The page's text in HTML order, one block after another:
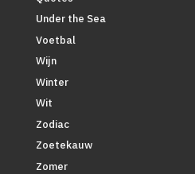
Under the Sea
Voetbal
Wijn
Winter
Wit
Zodiac
Zoetekauw
Zomer